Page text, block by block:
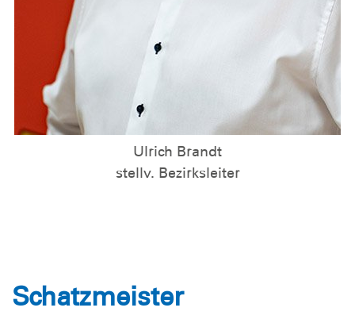
Ulrich Brandt
stellv. Bezirksleiter
Schatzmeister